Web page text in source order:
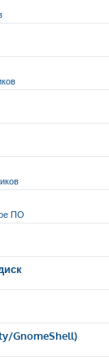
ПО
GnomeShell)